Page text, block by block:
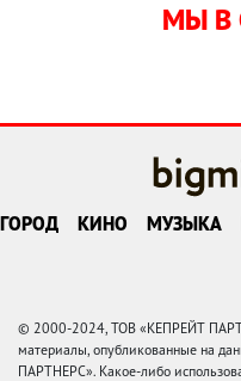
МЫ В
ГОРОД КИНО МУЗЫКА
© 2000-2024, ТОВ «КЕПРЕЙТ
материалы, опубликованные на
ПАРТНЕРС». Какое-либо